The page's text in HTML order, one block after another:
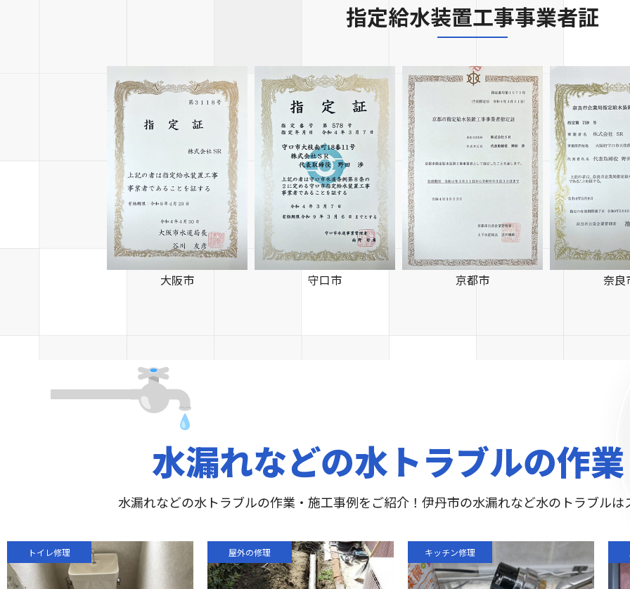
指定給水装置工事事業者証
大阪市 守口市 京都市 奈良
水漏れなどの水トラブルの作
水漏れなどの水トラブルの作業・施工事例をご紹介！伊丹市の水漏れなど水のトラブル
トイレ修理 屋外の修理 キッチン修理